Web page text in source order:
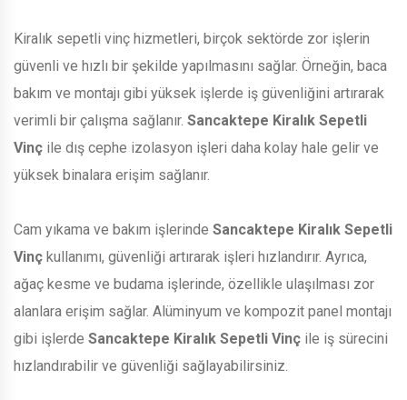
Kiralık sepetli vinç hizmetleri, birçok sektörde zor işlerin
güvenli ve hızlı bir şekilde yapılmasını sağlar. Örneğin, baca
bakım ve montajı gibi yüksek işlerde iş güvenliğini artırarak
verimli bir çalışma sağlanır. Sancaktepe Kiralık Sepetli
Vinç ile dış cephe izolasyon işleri daha kolay hale gelir ve
yüksek binalara erişim sağlanır.
Cam yıkama ve bakım işlerinde Sancaktepe Kiralık Sepetli
Vinç kullanımı, güvenliği artırarak işleri hızlandırır. Ayrıca,
ağaç kesme ve budama işlerinde, özellikle ulaşılması zor
alanlara erişim sağlar. Alüminyum ve kompozit panel montajı
gibi işlerde Sancaktepe Kiralık Sepetli Vinç ile iş sürecini
hızlandırabilir ve güvenliği sağlayabilirsiniz.